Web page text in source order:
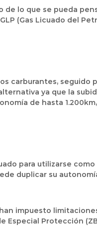
de lo que se pueda
(Gas Licuado del
carburantes, seguido
ya que la
de hasta
para utilizarse
duplicar su
impuesto
Protección